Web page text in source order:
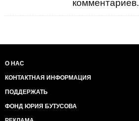
комментариев.
О НАС
КОНТАКТНАЯ ИНФОРМАЦИЯ
ПОДДЕРЖАТЬ
ФОНД ЮРИЯ БУТУСОВА